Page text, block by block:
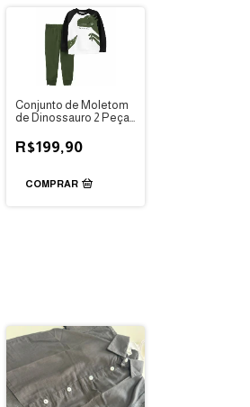
Conjunto de Moletom
de Dinossauro 2 Peças
R$199,90
COMPRAR